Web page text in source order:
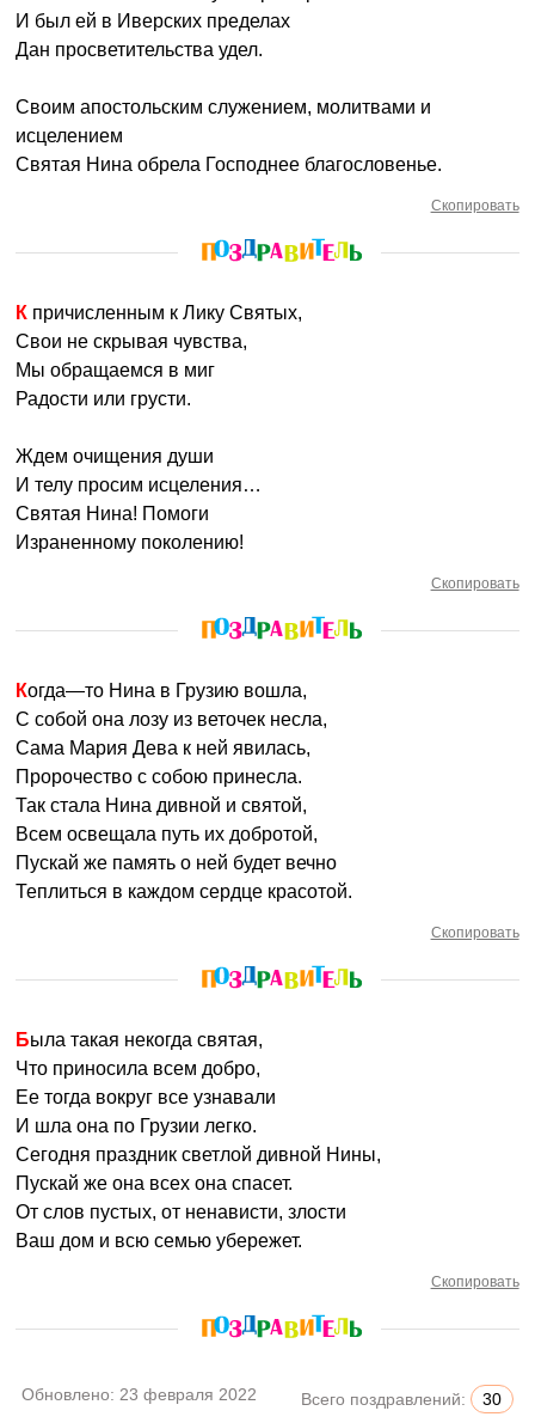
И был ей в Иверских пределах
Дан просветительства удел.
Своим апостольским служением, молитвами и
исцелением
Святая Нина обрела Господнее благословенье.
Скопировать
К причисленным к Лику Святых,
Свои не скрывая чувства,
Мы обращаемся в миг
Радости или грусти.
Ждем очищения души
И телу просим исцеления…
Святая Нина! Помоги
Израненному поколению!
Скопировать
Когда—то Нина в Грузию вошла,
С собой она лозу из веточек несла,
Сама Мария Дева к ней явилась,
Пророчество с собою принесла.
Так стала Нина дивной и святой,
Всем освещала путь их добротой,
Пускай же память о ней будет вечно
Теплиться в каждом сердце красотой.
Скопировать
Была такая некогда святая,
Что приносила всем добро,
Ее тогда вокруг все узнавали
И шла она по Грузии легко.
Сегодня праздник светлой дивной Нины,
Пускай же она всех она спасет.
От слов пустых, от ненависти, злости
Ваш дом и всю семью убережет.
Скопировать
Обновлено: 23 февраля 2022 Всего поздравлений: 30